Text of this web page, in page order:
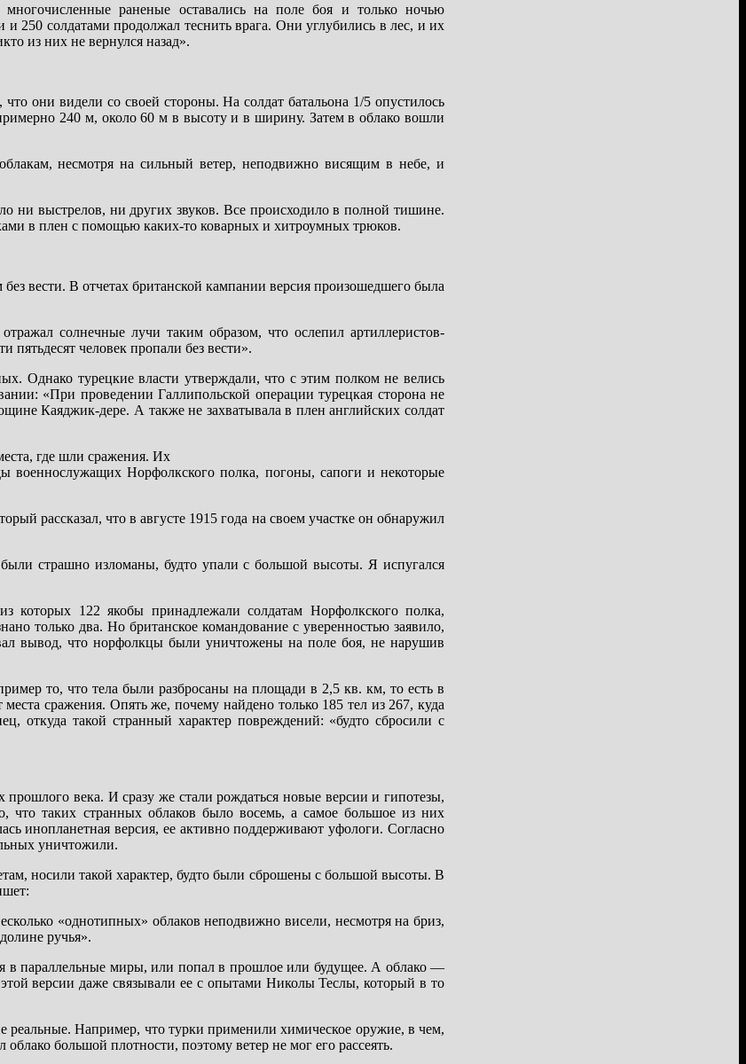
раненые оставались на поле боя и только ночью
250 солдатами продолжал теснить врага. Они углубились в лес, и их
из них не вернулся назад».
они видели со своей стороны. На солдат батальона 1/5 опустилось
240 м, около 60 м в высоту и в ширину. Затем в облако вошли
несмотря на сильный ветер, неподвижно висящим в небе, и
ни выстрелов, ни других звуков. Все происходило в полной тишине.
в плен с помощью каких-то коварных и хитроумных трюков.
вести. В отчетах британской кампании версия произошедшего была
солнечные лучи таким образом, что ослепил артиллеристов-
пятьдесят человек пропали без вести».
Однако турецкие власти утверждали, что с этим полком не велись
«При проведении Галлипольской операции турецкая сторона не
Каяджик-дере. А также не захватывала в плен английских солдат
где шли сражения. Их
военнослужащих Норфолкского полка, погоны, сапоги и некоторые
рассказал, что в августе 1915 года на своем участке он обнаружил
страшно изломаны, будто упали с большой высоты. Я испугался
которых 122 якобы принадлежали солдатам Норфолкского полка,
только два. Но британское командование с уверенностью заявило,
вывод, что норфолкцы были уничтожены на поле боя, не нарушив
то, что тела были разбросаны на площади в 2,5 кв. км, то есть в
сражения. Опять же, почему найдено только 185 тел из 267, куда
откуда такой странный характер повреждений: «будто сбросили с
века. И сразу же стали рождаться новые версии и гипотезы,
что таких странных облаков было восемь, а самое большое из них
инопланетная версия, ее активно поддерживают уфологи. Согласно
уничтожили.
носили такой характер, будто были сброшены с большой высоты. В
«однотипных» облаков неподвижно висели, несмотря на бриз,
ручья».
в параллельные миры, или попал в прошлое или будущее. А облако —
версии даже связывали ее с опытами Николы Теслы, который в то
Например, что турки применили химическое оружие, в чем,
большой плотности, поэтому ветер не мог его рассеять.